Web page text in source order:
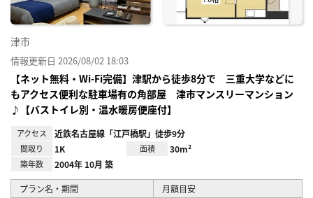
津市
情報更新日 2026/08/02 18:03
【ネット無料・Wi-Fi完備】津駅から徒歩8分で 三重大学などに
もアクセス便利な駐車場有の角部屋 津市マンスリーマンション
♪【バストイレ別・温水暖房便座付】
アクセス 近鉄名古屋線「江戸橋駅」徒歩9分
間取り 1K 面積 30m²
築年数 2004年 10月 築
プラン名・期間 月額目安